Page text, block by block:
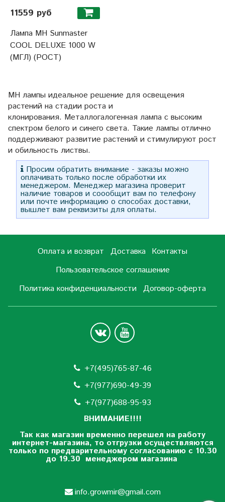
11559 руб
Лампа MH Sunmaster
COOL DELUXE 1000 W
(МГЛ) (РОСТ)
MH лампы идеальное решение для освещения
растений на стадии роста и
клонирования. Металлогалогенная лампа с высоким
спектром белого и синего света. Такие лампы отлично
поддерживают развитие растений и стимулируют рост
и обильность листвы.
Просим обратить внимание - заказы можно
оплачивать только после обработки их
менеджером. Менеджер магазина проверит
наличие товаров и соообщит вам по телефону
или почте информацию о способах доставки,
вышлет вам реквизиты для оплаты.
Оплата и возврат Доставка Контакты
Пользовательское соглашение
Политика конфиденциальности Договор-оферта
+7(495)765-87-46
+7(977)690-49-39
+7(977)688-95-93
ВНИМАНИЕ!!!!
Так как магазин временно перешел на работу
интернет-магазина, то отгрузки осуществляются
только по предварительному согласованию с 10.30
до 19.30 менеджером магазина
info.growmir@gmail.com